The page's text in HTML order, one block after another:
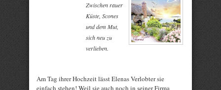
Zwischen rauer
Küste, Scones
und dem Mut,
sich neu zu
verlieben.
Am Tag ihrer Hochzeit lässt Elenas Verlobter sie
einfach stehen! Weil sie auch noch in seiner Firma